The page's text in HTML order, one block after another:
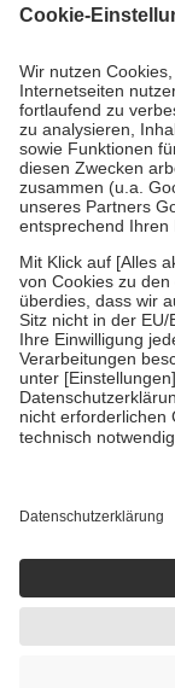
Grundsätzlich
höchstens zehn Euro.
Kosten der Leistung
Diese Regeln
Bei Heilmitteln und
Zuzahlung zehn
Verordnung.
Um das
stärken und die
fallenkeine
• Kindern und
mit Ausnahme der
• Untersuchungen
GKV getragen
• empfohlenen
• Harn- und
getroffen, um
https://
Einige Bilder und